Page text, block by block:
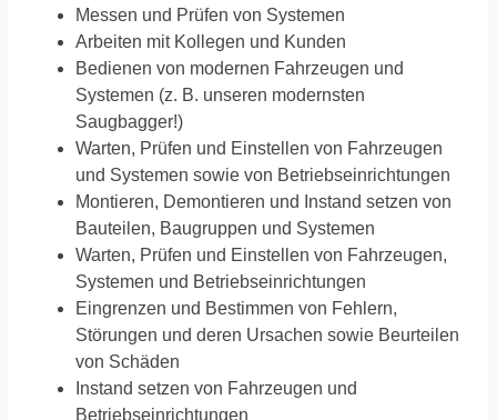
Messen und Prüfen von Systemen
Arbeiten mit Kollegen und Kunden
Bedienen von modernen Fahrzeugen und
Systemen (z. B. unseren modernsten
Saugbagger!)
Warten, Prüfen und Einstellen von Fahrzeugen
und Systemen sowie von Betriebseinrichtungen
Montieren, Demontieren und Instand setzen von
Bauteilen, Baugruppen und Systemen
Warten, Prüfen und Einstellen von Fahrzeugen,
Systemen und Betriebseinrichtungen
Eingrenzen und Bestimmen von Fehlern,
Störungen und deren Ursachen sowie Beurteilen
von Schäden
Instand setzen von Fahrzeugen und
Betriebseinrichtungen